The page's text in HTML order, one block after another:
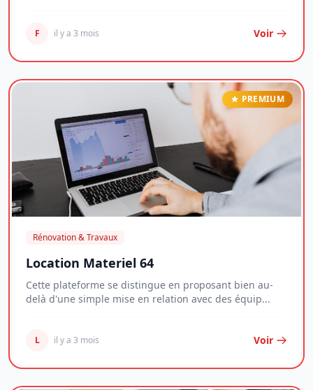
F il y a 3 mois Voir
PREMIUM
Rénovation & Travaux
Location Materiel 64
Cette plateforme se distingue en proposant bien au-
delà d'une simple mise en relation avec des équip...
L il y a 3 mois Voir